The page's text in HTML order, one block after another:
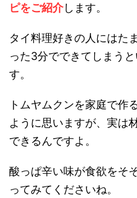
ピをご紹介します。
タイ料理好きの人にはた
った3分でできてしまう
す。
トムヤムクンを家庭で作
ように思いますが、実は
できるんですよ。
酸っぱ辛い味が食欲をそ
ってみてくださいね。